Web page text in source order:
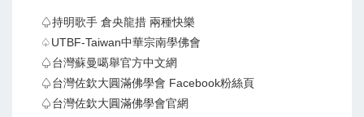
♤持明歌手 倉央龍措 兩種快樂
♤UTBF-Taiwan中華宗南學佛會
♤台灣蘇曼噶舉官方中文網
♤台灣佐欽大圓滿佛學會 Facebook粉絲頁
♤台灣佐欽大圓滿佛學會官網